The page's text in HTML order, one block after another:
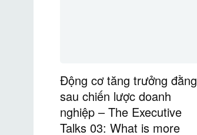
Động cơ tăng trưởng đằng
sau chiến lược doanh
nghiệp – The Executive
Talks 03: What is more